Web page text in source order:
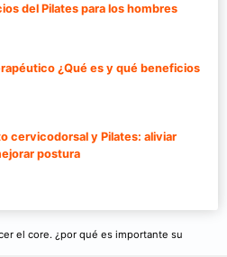
del Pilates para los hombres
¿Qué es y qué beneficios
cervicodorsal y Pilates: aliviar
postura
el core. ¿por qué es importante su